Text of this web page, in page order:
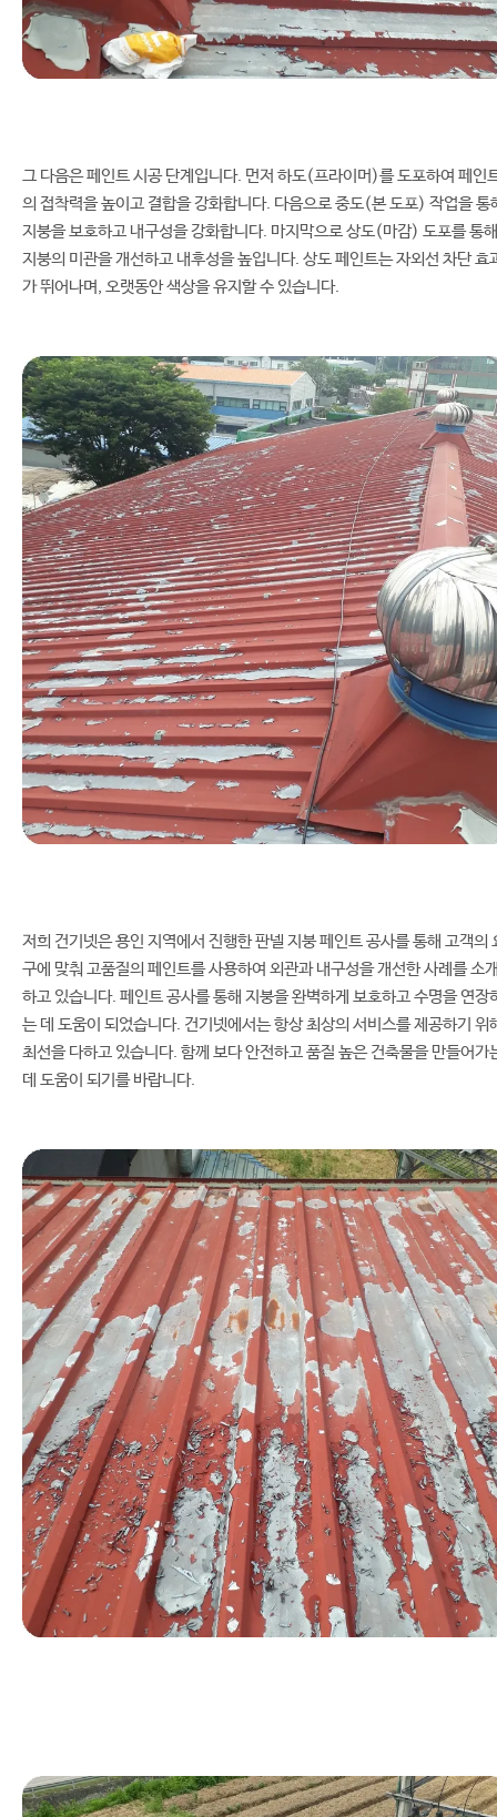
그 다음은 페인트 시공 단계입니다. 먼저 하도(프라이머)를 도포하여 페인
의 접착력을 높이고 결합을 강화합니다. 다음으로 중도(본 도포) 작업을 통
지붕을 보호하고 내구성을 강화합니다. 마지막으로 상도(마감) 도포를 통해
지붕의 미관을 개선하고 내후성을 높입니다. 상도 페인트는 자외선 차단 효
가 뛰어나며, 오랫동안 색상을 유지할 수 있습니다.
저희 건기넷은 용인 지역에서 진행한 판넬 지붕 페인트 공사를 통해 고객의
구에 맞춰 고품질의 페인트를 사용하여 외관과 내구성을 개선한 사례를 소
하고 있습니다. 페인트 공사를 통해 지붕을 완벽하게 보호하고 수명을 연장
는 데 도움이 되었습니다. 건기넷에서는 항상 최상의 서비스를 제공하기 위
최선을 다하고 있습니다. 함께 보다 안전하고 품질 높은 건축물을 만들어가
데 도움이 되기를 바랍니다.